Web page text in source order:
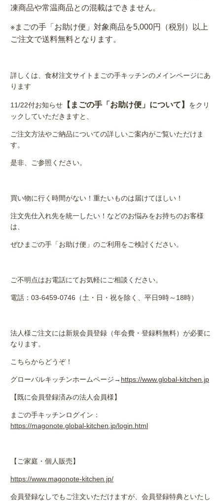
凍商品や常温商品との混載はできません。
※まごの手「お助け便」対象商品を5,000円（税別）以上
ご注文で送料無料となります。
詳しくは、食材注文サイトまごの手キッチンのメインページにあ
ります
11/22付お知らせ 【まごの手「お助け便」について】 をクリ
ックしていただきますと、
ご注文方法やご納品についての詳しいご案内がご覧いただけま
す。
是非、ご参照ください。
買い物に行く時間がない！重たいものは届けてほしい！
注文先仕入れ先を統一したい！などのお悩みをお持ちのお客様
は、
ぜひまごの手「お助け便」のご利用をご検討ください。
ご不明点はお電話にてお気軽にご相談ください。
電話： 03-6459-0746 （土・日・祝を除く、平日9時～ 18時）
法人様ご注文には新規会員登録（年会費・登録料無料）が必要に
なります。
こちらからどうぞ！
グローバルキッチンホームページ→ https://www.global-kitchen.jp
【既に会員登録済みの法人会員様】
まごの手キッチンログイン：
https://magonote.global-kitchen.jp/login.html
【ご家庭・個人販売】
https://www.magonote-kitchen.jp/
会員登録なしでもご注文いただけますが、会員登録特典といたし